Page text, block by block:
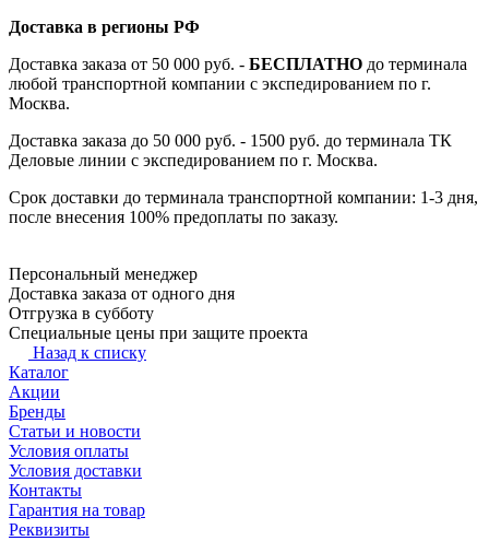
Доставка в регионы РФ
Доставка заказа от 50 000 руб. - БЕСПЛАТНО до терминала
любой транспортной компании с экспедированием по г.
Москва.
Доставка заказа до 50 000 руб. - 1500 руб. до терминала ТК
Деловые линии с экспедированием по г. Москва.
Срок доставки до терминала транспортной компании: 1-3 дня,
после внесения 100% предоплаты по заказу.
Персональный менеджер
Доставка заказа от одного дня
Отгрузка в субботу
Специальные цены при защите проекта
Назад к списку
Каталог
Акции
Бренды
Статьи и новости
Условия оплаты
Условия доставки
Контакты
Гарантия на товар
Реквизиты